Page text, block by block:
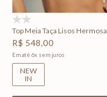
Top Meia Taça Lisos Hermosa
R$ 548,00
Em até6x sem juros
NEW
IN